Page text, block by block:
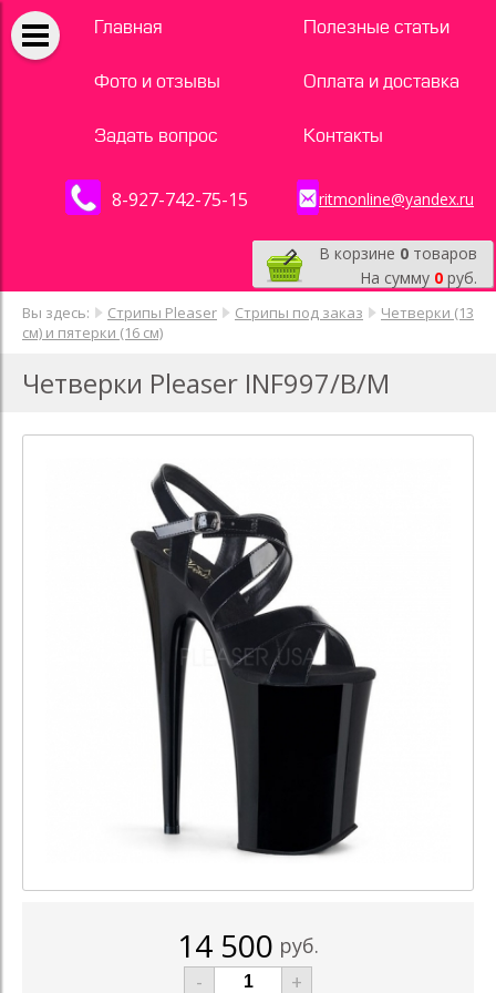
Главная Полезные статьи
Фото и отзывы Оплата и доставка
Задать вопрос Контакты
8-927-742-75-15 ritmonline@yandex.ru
В корзине 0 товаров
На сумму 0 руб.
Вы здесь: Стрипы Pleaser Стрипы под заказ
Четверки (13
см) и пятерки (16 см)
Четверки Pleaser INF997/B/M
14 500 руб.
-
+